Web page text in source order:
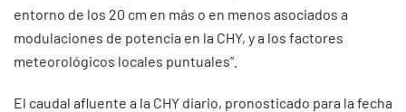
entorno de los 20 cm en más o en menos asociados a
modulaciones de potencia en la CHY, y a los factores
meteorológicos locales puntuales”.
El caudal afluente a la CHY diario, pronosticado para la fecha